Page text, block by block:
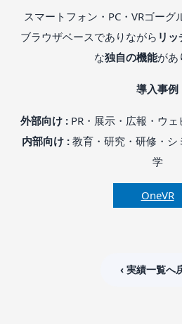
スマートフォン・PC・VRゴーグ
ブラウザベースでありながら リ
な独自の機能があ
導入事例
外部向け : PR・展示・広報・ウ
内部向け : 教育・研究・研修・
学
OneVR
‹ 実績一覧へ